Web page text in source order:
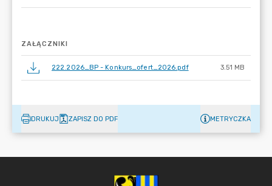
ZAŁĄCZNIKI
222.2026_BP - Konkurs_ofert_2026.pdf 3.51 MB
DRUKUJ ZAPISZ DO PDF METRYCZKA